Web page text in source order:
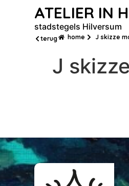
ATELIER IN
stadstegels Hilversum
terug home J skizze
J